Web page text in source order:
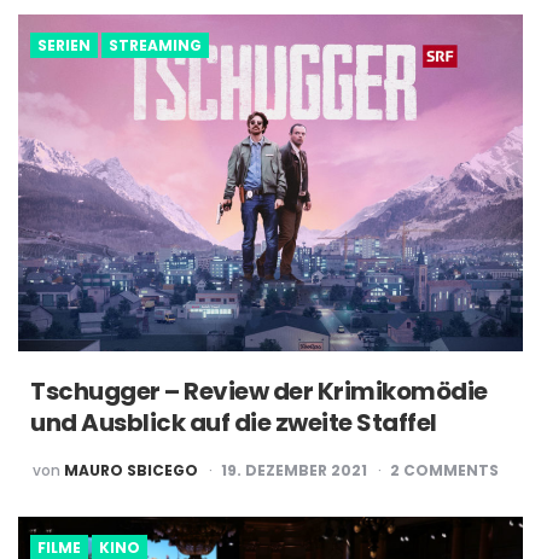
SERIEN STREAMING
Tschugger – Review der Krimikomödie
und Ausblick auf die zweite Staffel
POSTED
BY
von MAURO SBICEGO 19. DEZEMBER 2021 2 COMMENTS
FILME KINO